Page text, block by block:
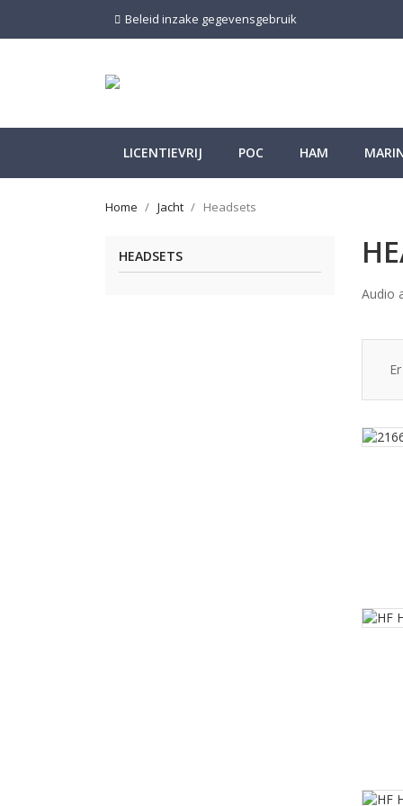
Beleid inzake gegevensgebruik
LICENTIEVRIJ POC HAM
Home Jacht Headsets
HEADSETS
Audio